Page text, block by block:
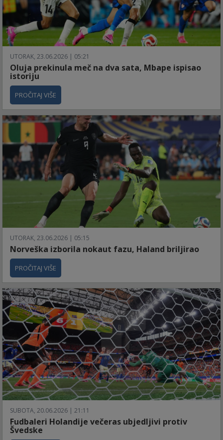
UTORAK, 23.06.2026 | 05:21
Oluja prekinula meč na dva sata, Mbape ispisao
istoriju
PROČITAJ VIŠE
UTORAK, 23.06.2026 | 05:15
Norveška izborila nokaut fazu, Haland briljirao
PROČITAJ VIŠE
SUBOTA, 20.06.2026 | 21:11
Fudbaleri Holandije večeras ubjedljivi protiv
Švedske